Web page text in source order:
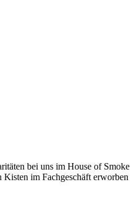
bei uns im House of Smoke
im Fachgeschäft erworben